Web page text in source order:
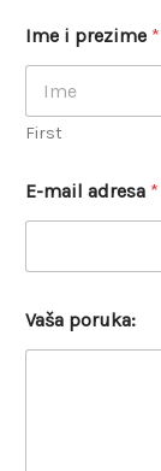
Ime i prezime *
First
E-mail adresa *
Vaša poruka: